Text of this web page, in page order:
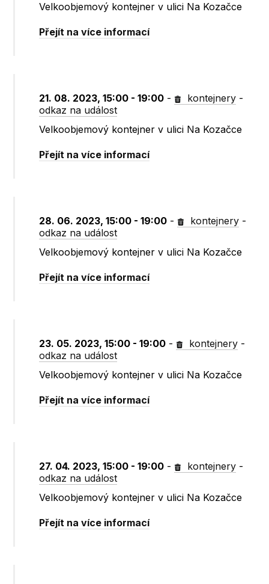
Velkoobjemový kontejner v ulici Na Kozačce
Přejít na více informací
21. 08. 2023, 15:00 - 19:00 - kontejnery -
odkaz na událost
Velkoobjemový kontejner v ulici Na Kozačce
Přejít na více informací
28. 06. 2023, 15:00 - 19:00 - kontejnery -
odkaz na událost
Velkoobjemový kontejner v ulici Na Kozačce
Přejít na více informací
23. 05. 2023, 15:00 - 19:00 - kontejnery -
odkaz na událost
Velkoobjemový kontejner v ulici Na Kozačce
Přejít na více informací
27. 04. 2023, 15:00 - 19:00 - kontejnery -
odkaz na událost
Velkoobjemový kontejner v ulici Na Kozačce
Přejít na více informací